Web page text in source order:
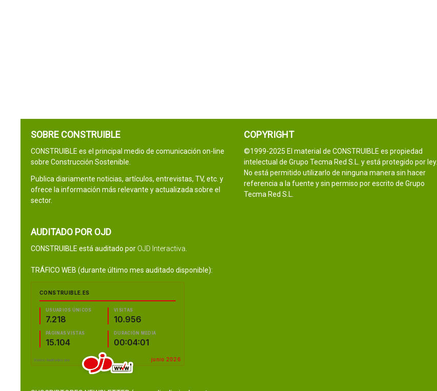
SOBRE CONSTRUIBLE
CONSTRUIBLE es el principal medio de comunicación on-line
sobre Construcción Sostenible.
Publica diariamente noticias, artículos, entrevistas, TV, etc. y
ofrece la información más relevante y actualizada sobre el
sector.
AUDITADO POR OJD
CONSTRUIBLE está auditado por OJD Interactiva
TRÁFICO WEB (durante último mes auditado disponible):
COPYRIGHT
©1999-2025 El material de CONSTRUIBLE es propiedad
intelectual de Grupo Tecma Red S.L. y está protegido por ley.
No está permitido utilizarlo de ninguna manera sin hacer
referencia a la fuente y sin permiso por escrito de Grupo
Tecma Red S.L.